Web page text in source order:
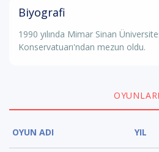
Biyografi
1990 yılında Mimar Sinan
Konservatuarı'ndan mezun oldu.
OYUNLARI
OYUN ADI YIL